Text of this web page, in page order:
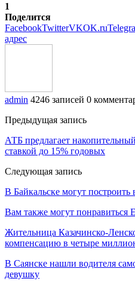
1
Поделится
FacebookTwitterVKOK.ru
адрес
admin 4246 записей 0
Предыдущая запись
АТБ предлагает
ставкой до 15% годовых
Следующая запись
В Байкальске могут построить
Вам также могут понравиться
Жительница Казачинско-
компенсацию в четыре
В Саянске нашли водителя
девушку